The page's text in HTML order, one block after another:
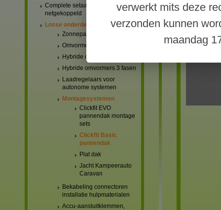
Complete setaanbiedingen
netgekoppeld
Losse onderdelen
Zonnepanelen
Omvormers netgekoppeld
Hybride omvormers 1 fase
Hybride omvormers 3 fasen
Laadregelaars voor
autonome systemen
Montagesystemen
Clickfit EVO
pannendak montage
sets
Clickfit Basic
pannendak
Plat dak
Jacht Kampeerauto
Caravan
Bekabeling connectoren
installatie hulpmaterialen
Accu-aansluitklemmen,
verwerkt mits deze
verzonden kunnen
maandag